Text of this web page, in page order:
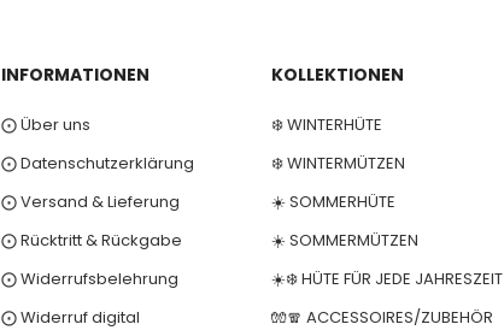
INFORMATIONEN
⨀ Über uns
⨀ Datenschutzerklärung
⨀ Versand & Lieferung
⨀ Rücktritt & Rückgabe
⨀ Widerrufsbelehrung
⨀ Widerruf digital
KOLLEKTIONEN
❄️ WINTERHÜTE
❄️ WINTERMÜTZEN
☀️ SOMMERHÜTE
☀️ SOMMERMÜTZEN
☀️❄️ HÜTE FÜR JEDE JAHRESZEIT
🧤🧣 ACCESSOIRES/ZUBEHÖR